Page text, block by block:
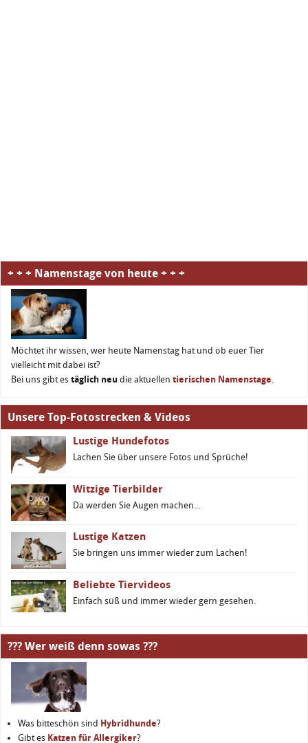
+ + + Namenstage von heute + + +
Möchtet ihr wissen, wer heute Namenstag hat und ob euer Tier
vielleicht mit dabei ist?
Bei uns gibt es täglich neu die aktuellen tierischen Namenstage.
Unsere Top-Fotostrecken & Videos
Lustige Hundefotos
Lachen Sie über unsere Fotos und Sprüche!
Witzige Tierbilder
Da werden Sie Augen machen...
Lustige Katzen
Sie bringen uns immer wieder zum Lachen!
Beliebte Tiervideos
Einfach süß und immer wieder gern gesehen.
??? Wer weiß denn sowas ???
Was bitteschön sind Hybridhunde?
Gibt es Katzen für Allergiker?